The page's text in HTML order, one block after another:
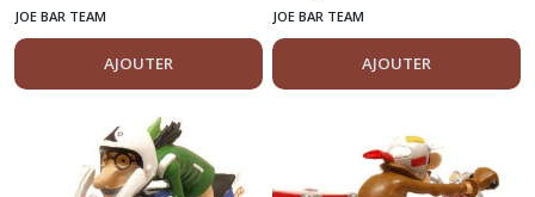
JOE BAR TEAM
AJOUTER
JOE BAR TEAM
AJOUTER
Nascar